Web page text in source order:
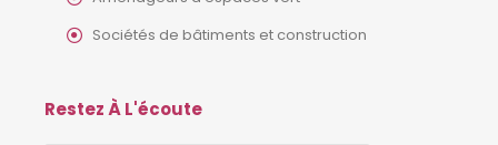
Sociétés de bâtiments et construction
Restez À L'écoute